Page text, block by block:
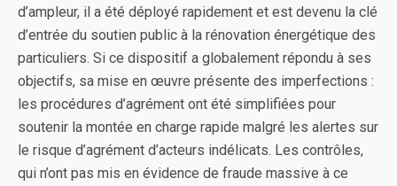
d’ampleur, il a été déployé rapidement et est devenu la clé
d’entrée du soutien public à la rénovation énergétique des
particuliers. Si ce dispositif a globalement répondu à ses
objectifs, sa mise en œuvre présente des imperfections :
les procédures d’agrément ont été simplifiées pour
soutenir la montée en charge rapide malgré les alertes sur
le risque d’agrément d’acteurs indélicats. Les contrôles,
qui n’ont pas mis en évidence de fraude massive à ce